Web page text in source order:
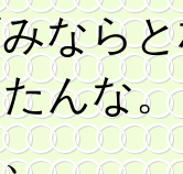
なら
んな。